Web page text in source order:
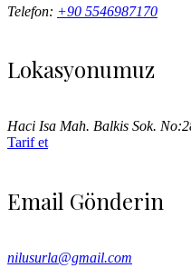
Telefon: +90 5546987170
Lokasyonumuz
Haci Isa Mah. Balkis Sok.
Tarif et
Email Gönderin
nilusurla@gmail.com